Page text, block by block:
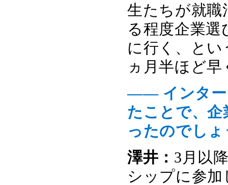
生たちが就職
る程度企業
に行く、とい
ヵ月半ほど
―― インター
たことで、
ったのでし
澤井： 3月以
シップに参